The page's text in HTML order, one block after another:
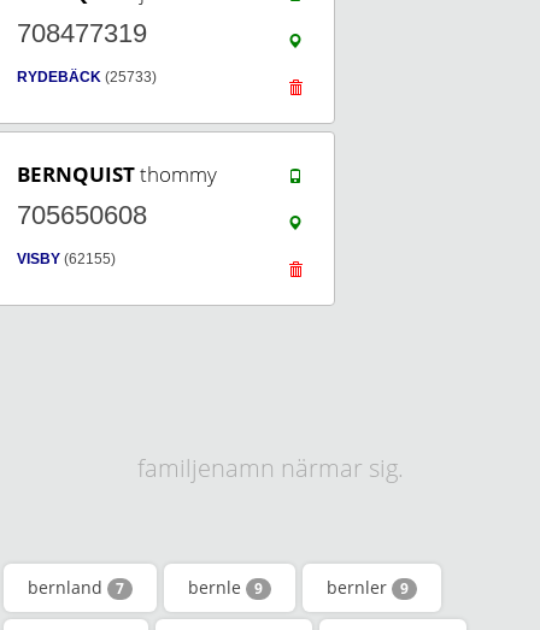
708477319
RYDEBÄCK (25733)
BERNQUISTthommy
705650608
VISBY (62155)
familjenamn närmar sig.
bernland 7 bernle 9 bernler 9